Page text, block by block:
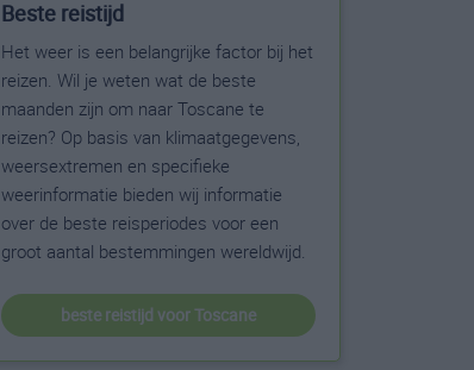
Beste reistijd
Het weer is een belangrijke factor bij het
reizen. Wil je weten wat de beste
maanden zijn om naar Toscane te
reizen? Op basis van klimaatgegevens,
weersextremen en specifieke
weerinformatie bieden wij informatie
over de beste reisperiodes voor een
groot aantal bestemmingen wereldwijd.
beste reistijd voor Toscane